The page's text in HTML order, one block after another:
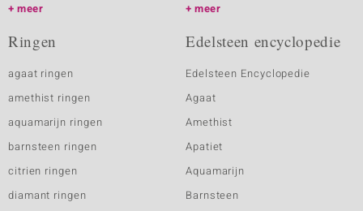
meer
meer
Ringen
agaat ringen
amethist ringen
aquamarijn ringen
barnsteen ringen
citrien ringen
diamant ringen
Edelsteen encyclopedie
Edelsteen Encyclopedie
Agaat
Amethist
Apatiet
Aquamarijn
Barnsteen